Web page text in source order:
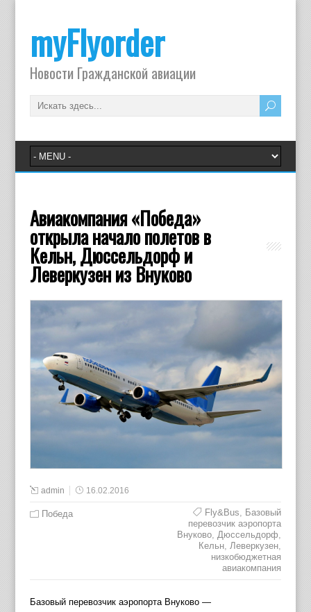
myFlyorder
Новости Гражданской авиации
Авиакомпания «Победа»
открыла начало полетов в
Кельн, Дюссельдорф и
Леверкузен из Внуково
admin 16.02.2016
Победа Fly&Bus
Базовый
перевозчик аэропорта
Внуково Дюссельдорф
Кельн Леверкузен
низкобюджетная
авиакомпания
Базовый перевозчик аэропорта Внуково —